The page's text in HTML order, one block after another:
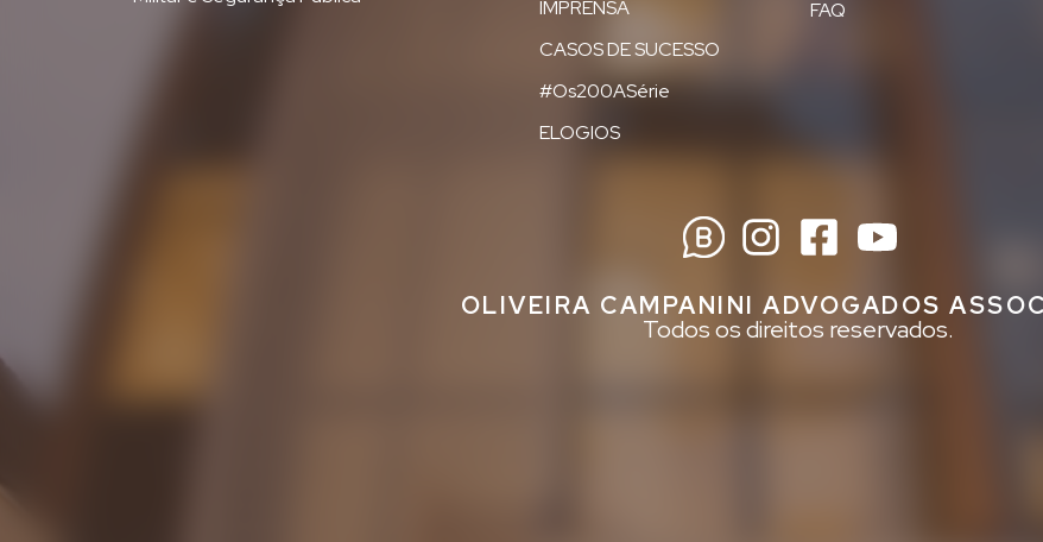
IMPRENSA
CASOS DE SUCESSO
#Os200ASérie
ELOGIOS
FAQ
OLIVEIRA CAMPANINI ADVOGADOS
Todos os direitos reservados.